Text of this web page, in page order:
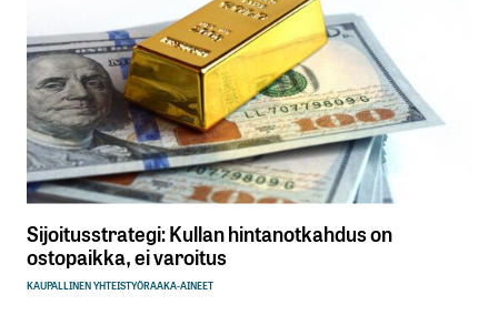
Sijoitusstrategi: Kullan hintanotkahdus on
ostopaikka, ei varoitus
KAUPALLINEN YHTEISTYÖRAAKA-AINEET